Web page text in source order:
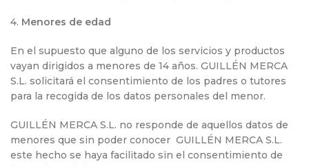
4. Menores de edad
En el supuesto que alguno de los servicios y productos
vayan dirigidos a menores de 14 años. GUILLÉN MERCA
S.L. solicitará el consentimiento de los padres o tutores
para la recogida de los datos personales del menor.
GUILLÉN MERCA S.L. no responde de aquellos datos de
menores que sin poder conocer GUILLÉN MERCA S.L.
este hecho se haya facilitado sin el consentimiento de